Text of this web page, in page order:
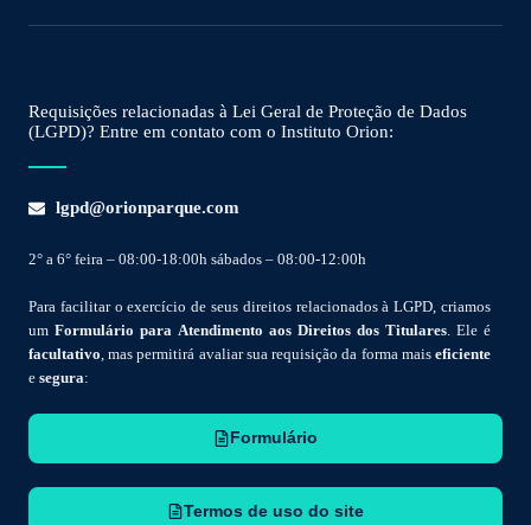
Requisições relacionadas à Lei Geral de Proteção de Dados
(LGPD)? Entre em contato com o Instituto Orion:
lgpd@orionparque.com
2° a 6° feira – 08:00-18:00h sábados – 08:00-12:00h
Para facilitar o exercício de seus direitos relacionados à LGPD, criamos
um Formulário para Atendimento aos Direitos dos Titulares. Ele é
facultativo, mas permitirá avaliar sua requisição da forma mais eficiente
e segura:
Formulário
Termos de uso do site